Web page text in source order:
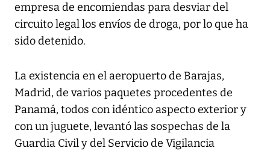
empresa de encomiendas para desviar del
circuito legal los envíos de droga, por lo que ha
sido detenido.
La existencia en el aeropuerto de Barajas,
Madrid, de varios paquetes procedentes de
Panamá, todos con idéntico aspecto exterior y
con un juguete, levantó las sospechas de la
Guardia Civil y del Servicio de Vigilancia